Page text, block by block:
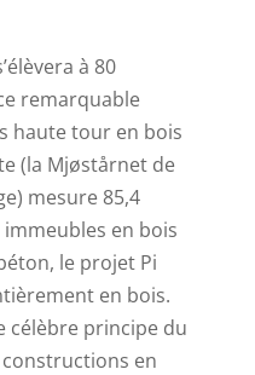
à 80
remarquable
haute tour en bois
(la Mjøstårnet de
mesure 85,4
en bois
le projet Pi
en bois.
célèbre principe du
en